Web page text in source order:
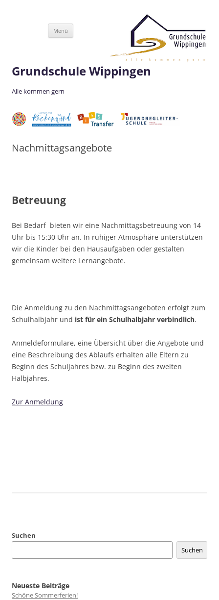
Grundschule Wippingen
Alle kommen gern
Menü
Nachmittagsangebote
Betreuung
Bei Bedarf bieten wir eine Nachmittagsbetreuung von 14
Uhr bis 15:30 Uhr an. In ruhiger Atmosphäre unterstützen
wir die Kinder bei den Hausaufgaben oder gestalten
gemeinsam weitere Lernangebote.
Die Anmeldung zu den Nachmittagsangeboten erfolgt zum
Schulhalbjahr und ist für ein Schulhalbjahr verbindlich.
Anmeldeformulare, eine Übersicht über die Angebote und
eine Beschreibung des Ablaufs erhalten alle Eltern zu
Beginn des Schuljahres bzw. zu Beginn des zweiten
Halbjahres.
Zur Anmeldung
Suchen
Suchen
Neueste Beiträge
Schöne Sommerferien!